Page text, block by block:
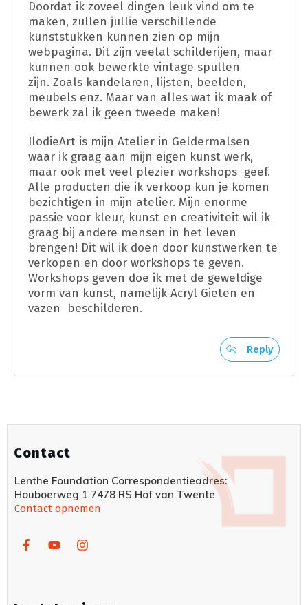
Doordat ik zoveel dingen leuk vind om te
maken, zullen jullie verschillende
kunststukken kunnen zien op mijn
webpagina. Dit zijn veelal schilderijen, maar
kunnen ook bewerkte vintage spullen
zijn. Zoals kandelaren, lijsten, beelden,
meubels enz. Maar van alles wat ik maak of
bewerk zal ik geen tweede maken!
IlodieArt is mijn Atelier in Geldermalsen
waar ik graag aan mijn eigen kunst werk,
maar ook met veel plezier workshops geef.
Alle producten die ik verkoop kun je komen
bezichtigen in mijn atelier. Mijn enorme
passie voor kleur, kunst en creativiteit wil ik
graag bij andere mensen in het leven
brengen! Dit wil ik doen door kunstwerken te
verkopen en door workshops te geven.
Workshops geven doe ik met de geweldige
vorm van kunst, namelijk Acryl Gieten en
vazen beschilderen.
Reply
Contact
Lenthe Foundation Correspondentieadres:
Houboerweg 1 7478 RS Hof van Twente
Contact opnemen